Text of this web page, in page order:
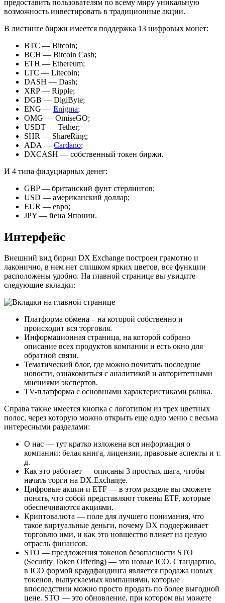
предоставить пользователям по всему миру уникальную
возможность инвестировать в традиционные акции.
В листинге биржи имеется поддержка 13 цифровых монет:
BTC — Bitcoin;
BCH — Bitcoin Cash;
ETH — Ethereum;
LTC — Litecoin;
DASH — Dash;
XRP — Ripple;
DGB — DigiByte;
ENG — Enigma;
OMG — OmiseGO;
USDT — Tether;
SHR — ShareRing;
ADA — Cardano;
DXCASH — собственный токен биржи.
И 4 типа фидуциарных денег:
GBP — британский фунт стерлингов;
USD — американский доллар;
EUR — евро;
JPY — йена Японии.
Интерфейс
Внешний вид биржи DX Exchange построен грамотно и
лаконично, в нем нет слишком ярких цветов, все функции
расположены удобно. На главной странице вы увидите
следующие вкладки:
Платформа обмена – на которой собственно и
происходит вся торговля.
Информационная страница, на которой собрано
описание всех продуктов компании и есть окно для
обратной связи.
Тематический блог, где можно почитать последние
новости, ознакомиться с аналитикой и авторитетными
мнениями экспертов.
TV-платформа с основными характеристиками рынка.
Справа также имеется кнопка с логотипом из трех цветных
полос, через которую можно открыть еще одно меню с весьма
интересными разделами:
О нас — тут кратко изложена вся информация о
компании: белая книга, лицензии, правовые аспекты и т.
д.
Как это работает — описаны 3 простых шага, чтобы
начать торги на DX.Exchange.
Цифровые акции и ETF — в этом разделе вы сможете
понять, что собой представляют токены ETF, которые
обеспечиваются акциями.
Криптовалюта — поле для лучшего понимания, что
такое виртуальные деньги, почему DX поддерживает
торговлю ими, и как это новшество влияет на целую
отрасль финансов.
STO — предложения токенов безопасности STO
(Security Token Offering) — это новые ICO. Стандартно,
в ICO формой краудфандинга является продажа новых
токенов, выпускаемых компаниями, которые
впоследствии можно просто продать по более выгодной
цене. STO — это обновление, при котором вы можете